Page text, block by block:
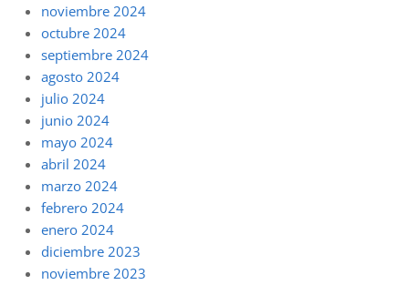
noviembre 2024
octubre 2024
septiembre 2024
agosto 2024
julio 2024
junio 2024
mayo 2024
abril 2024
marzo 2024
febrero 2024
enero 2024
diciembre 2023
noviembre 2023